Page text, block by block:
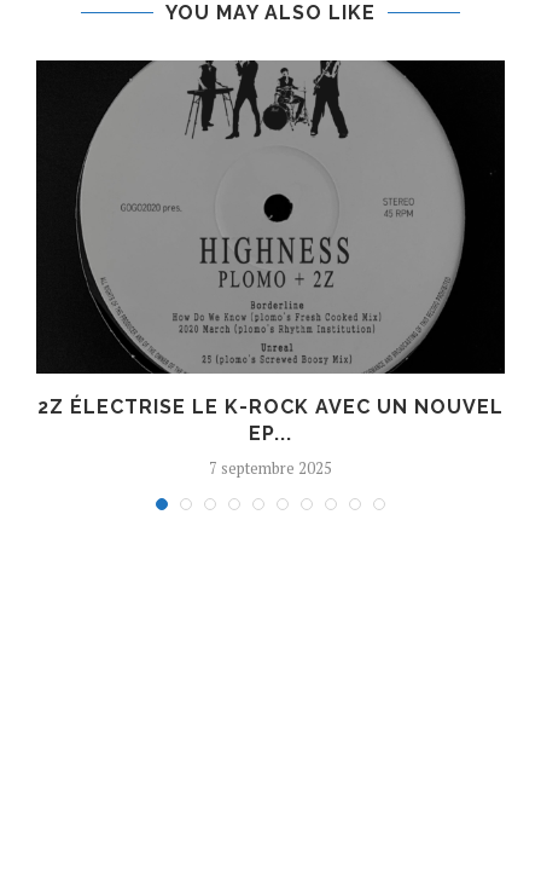
YOU MAY ALSO LIKE
2Z ÉLECTRISE LE K-ROCK AVEC UN NOUVEL
EP...
7 septembre 2025